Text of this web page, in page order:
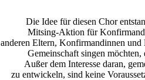
Die Idee für diesen Chor
Mitsing-Aktion für
anderen Eltern, Konfirmandinnen
Gemeinschaft singen
Außer dem Interesse daran,
zu entwickeln, sind keine